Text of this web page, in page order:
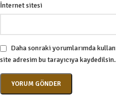
İnternet sitesi
Daha sonraki yorumlarımda
site adresim bu tarayıcıya kaydedilsin.